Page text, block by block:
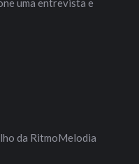
uma entrevista e
da RitmoMelodia